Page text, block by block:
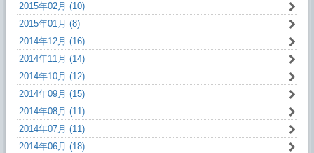
2015年02月 (10)
2015年01月 (8)
2014年12月 (16)
2014年11月 (14)
2014年10月 (12)
2014年09月 (15)
2014年08月 (11)
2014年07月 (11)
2014年06月 (18)